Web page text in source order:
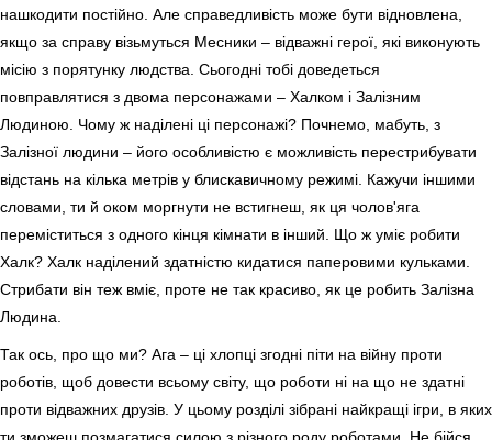
нашкодити постійно. Але справедливість може бути відновлена,
якщо за справу візьмуться Месники – відважні герої, які виконують
місію з порятунку людства. Сьогодні тобі доведеться
повправлятися з двома персонажами – Халком і Залізним
Людиною. Чому ж наділені ці персонажі? Почнемо, мабуть, з
Залізної людини – його особливістю є можливість перестрибувати
відстань на кілька метрів у блискавичному режимі. Кажучи іншими
словами, ти й оком моргнути не встигнеш, як ця чолов'яга
переміститься з одного кінця кімнати в інший. Що ж уміє робити
Халк? Халк наділений здатністю кидатися паперовими кульками.
Стрибати він теж вміє, проте не так красиво, як це робить Залізна
Людина.
Так ось, про що ми? Ага – ці хлопці згодні піти на війну проти
роботів, щоб довести всьому світу, що роботи ні на що не здатні
проти відважних друзів. У цьому розділі зібрані найкращі ігри, в яких